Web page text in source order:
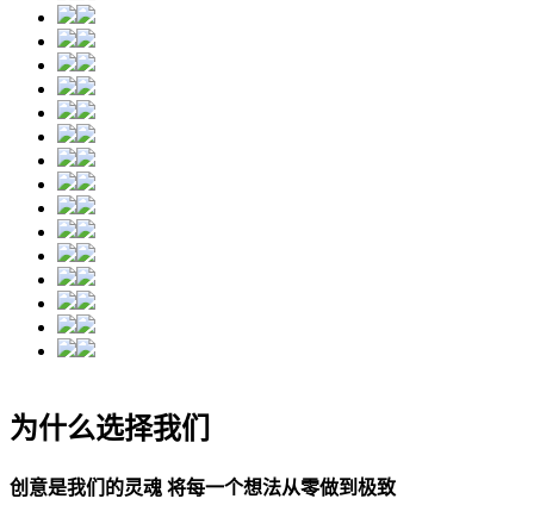
为什么选择我们
创意是我们的灵魂 将每一个想法从零做到极致